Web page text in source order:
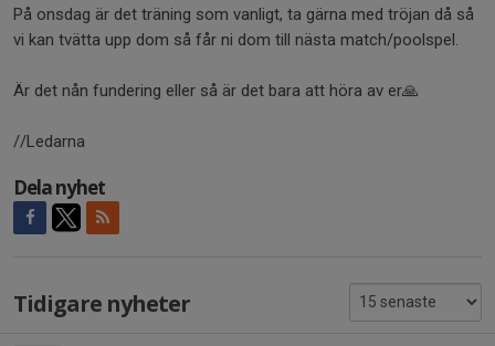
På onsdag är det träning som vanligt, ta gärna med tröjan då så
vi kan tvätta upp dom så får ni dom till nästa match/poolspel.
Är det nån fundering eller så är det bara att höra av er🙏
//Ledarna
Dela nyhet
Tidigare nyheter